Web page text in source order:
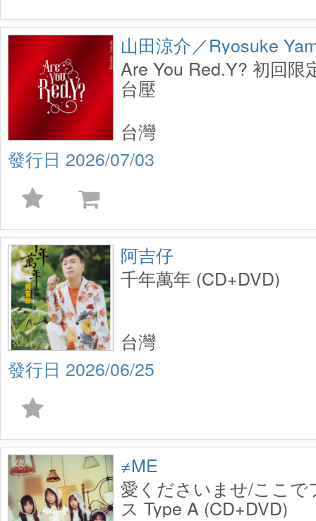
山田涼介／Ryosuke
Are You Red.Y? 初回限
台壓
2026/07/03
台灣
阿吉仔
千年萬年 (CD+DVD)
2026/06/25
台灣
≠ME
愛くださいませ/ここで
ス Type A (CD+DVD)